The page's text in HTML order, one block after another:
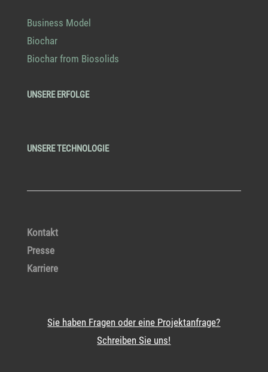
Business Model
Biochar
Biochar from Biosolids
UNSERE ERFOLGE
UNSERE TECHNOLOGIE
Kontakt
Presse
Karriere
Sie haben Fragen oder eine Projektanfrage?
Schreiben Sie uns!